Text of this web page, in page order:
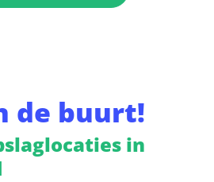
de buurt!
in